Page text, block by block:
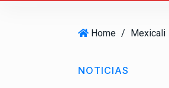
Home / Mexicali
NOTICIAS